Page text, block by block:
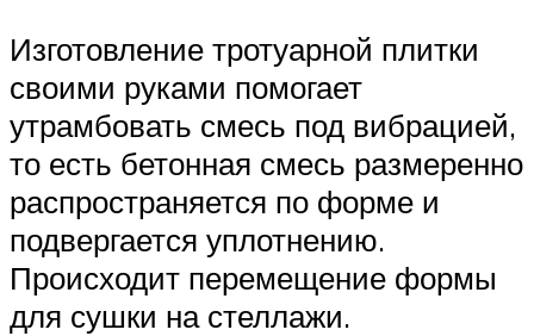
Изготовление тротуарной плитки
своими руками помогает
утрамбовать смесь под вибрацией,
то есть бетонная смесь размеренно
распространяется по форме и
подвергается уплотнению.
Происходит перемещение формы
для сушки на стеллажи.